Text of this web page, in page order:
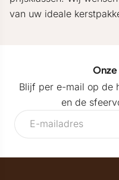
van uw ideale
Blijf per e-mail op de
en de